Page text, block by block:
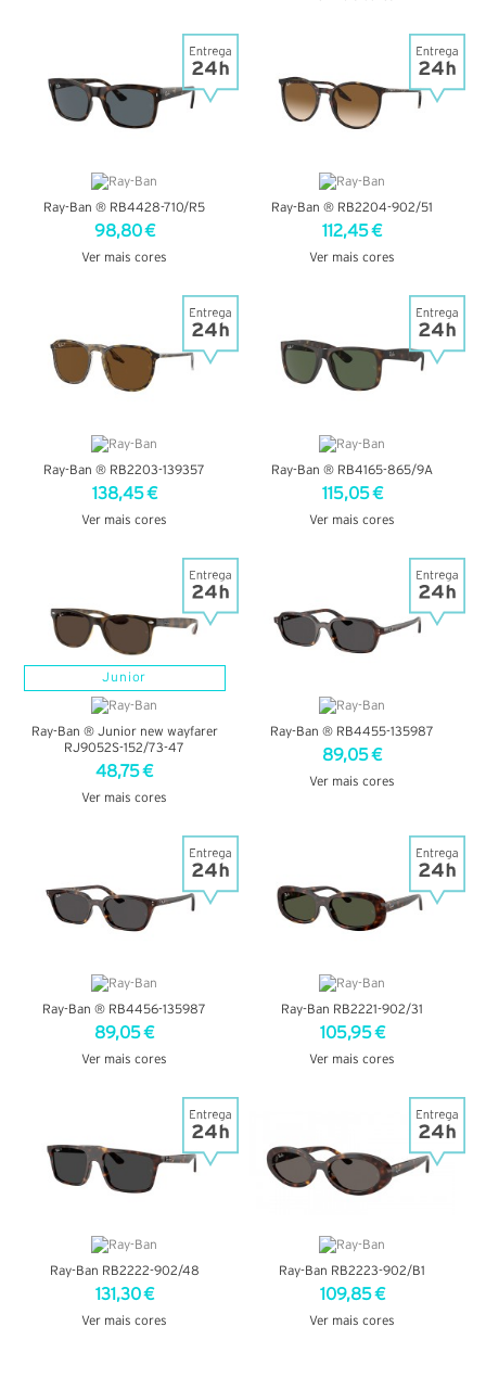
Ray-Ban ® RB4428-710/R5
98,80 €
Ver mais cores
Ray-Ban ® RB2204-902/51
112,45 €
Ver mais cores
Ray-Ban ® RB2203-139357
138,45 €
Ver mais cores
Ray-Ban ® RB4165-865/9A
115,05 €
Ver mais cores
Junior
Ray-Ban ® Junior new wayfarer
RJ9052S-152/73-47
48,75 €
Ver mais cores
Ray-Ban ® RB4455-135987
89,05 €
Ver mais cores
Ray-Ban ® RB4456-135987
89,05 €
Ver mais cores
Ray-Ban RB2221-902/31
105,95 €
Ver mais cores
Ray-Ban RB2222-902/48
131,30 €
Ver mais cores
Ray-Ban RB2223-902/B1
109,85 €
Ver mais cores